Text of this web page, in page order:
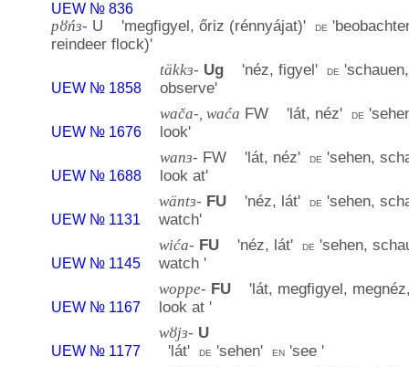
UEW № 836
pȣńɜ- U 'megfigyel, őriz (rénnyájat)' de '
reindeer flock)'
UEW № 1858
täkkɜ- Ug 'néz, figyel' de '
observe'
UEW № 1676
wača-, waća FW 'lát, néz' de '
look'
UEW № 1688
wanɜ- FW 'lát, néz' de 'sehen,
look at'
UEW № 1131
wäntɜ- FU 'néz, lát' de 'sehen,
watch'
UEW № 1145
wića- FU 'néz, lát' de 'sehen,
watch '
UEW № 1167
woppe- FU 'lát, megfigyel,
look at '
UEW № 1177
wȣjɜ- U
'lát' de 'sehen' en 'see '